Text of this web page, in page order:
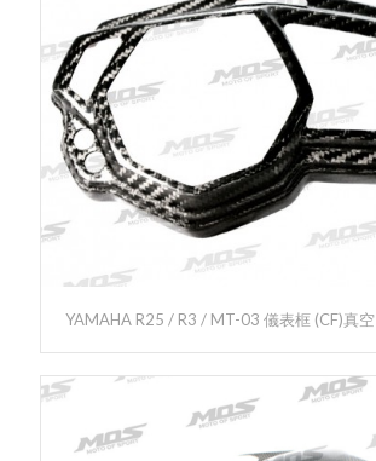
YAMAHA R25 / R3 / MT-03 儀表框 (CF)真空